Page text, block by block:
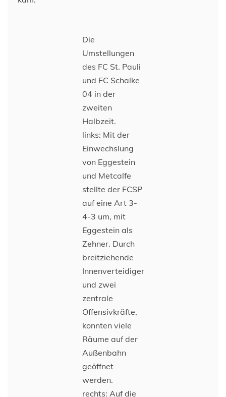
Die
Umstellungen
des FC St. Pauli
und FC Schalke
04 in der
zweiten
Halbzeit.
links: Mit der
Einwechslung
von Eggestein
und Metcalfe
stellte der FCSP
auf eine Art 3-
4-3 um, mit
Eggestein als
Zehner. Durch
breitziehende
Innenverteidiger
und zwei
zentrale
Offensivkräfte,
konnten viele
Räume auf der
Außenbahn
geöffnet
werden.
rechts: Auf die